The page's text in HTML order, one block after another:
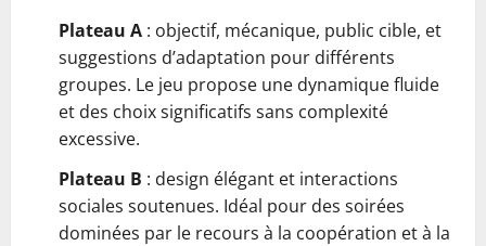
Plateau A : objectif, mécanique, public cible, et
suggestions d’adaptation pour différents
groupes. Le jeu propose une dynamique fluide
et des choix significatifs sans complexité
excessive.
Plateau B : design élégant et interactions
sociales soutenues. Idéal pour des soirées
dominées par le recours à la coopération et à la